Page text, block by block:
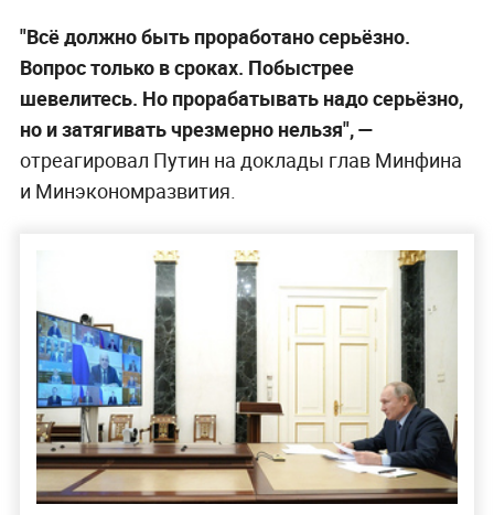
"Всё должно быть проработано серьёзно.
Вопрос только в сроках. Побыстрее
шевелитесь. Но прорабатывать надо серьёзно,
но и затягивать чрезмерно нельзя", —
отреагировал Путин на доклады глав Минфина
и Минэкономразвития.